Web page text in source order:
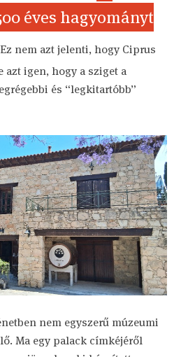
éves hagyományt
Ez nem azt jelenti, hogy Ciprus
azt igen, hogy a sziget a
és “legkitartóbb”
nem egyszerű múzeumi
Ma egy palack címkéjéről